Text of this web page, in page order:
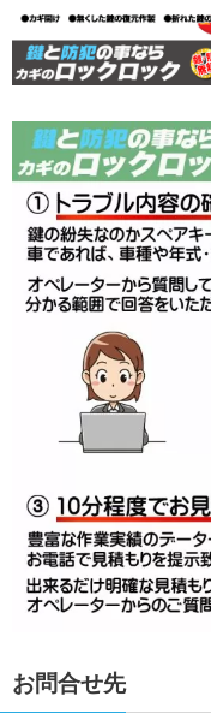
お問合せ先